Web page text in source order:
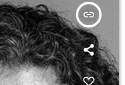
insert_link